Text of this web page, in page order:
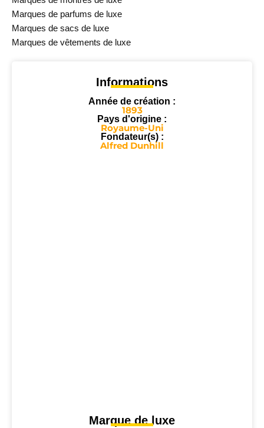
Marques de parfums de luxe
Marques de sacs de luxe
Marques de vêtements de luxe
Informations
Année de création :
1893
Pays d'origine :
Royaume-Uni
Fondateur(s) :
Alfred Dunhill
Marque de luxe